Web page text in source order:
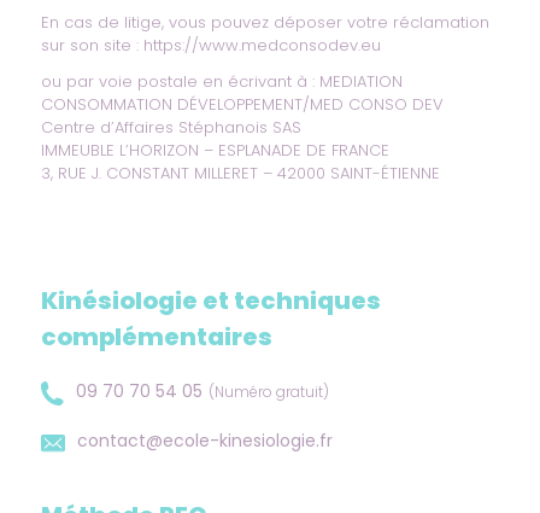
En cas de litige, vous pouvez déposer votre réclamation
sur son site : https://www.medconsodev.eu
ou par voie postale en écrivant à : MEDIATION
CONSOMMATION DÉVELOPPEMENT/MED CONSO DEV
Centre d’Affaires Stéphanois SAS
IMMEUBLE L’HORIZON – ESPLANADE DE FRANCE
3, RUE J. CONSTANT MILLERET – 42000 SAINT-ÉTIENNE
Kinésiologie et techniques
complémentaires
09 70 70 54 05 (Numéro gratuit)
contact@ecole-kinesiologie.fr